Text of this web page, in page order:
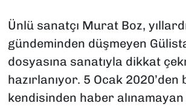
Ünlü sanatçı Murat Boz,
gündeminden düşmeyen
dosyasına sanatıyla dikkat
hazırlanıyor. 5 Ocak 2020’den
kendisinden haber